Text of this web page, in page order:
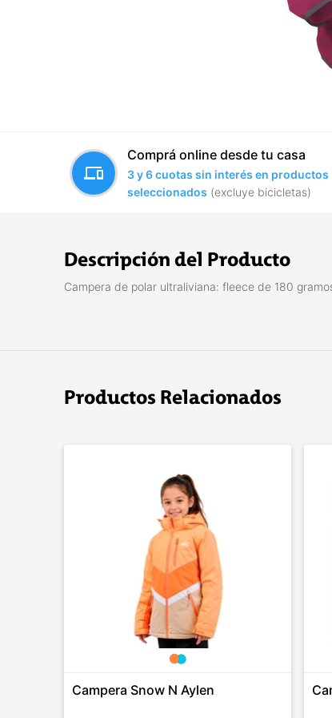
devices
Comprá online desde tu casa
3 y 6 cuotas sin interés en productos
seleccionados (excluye bicicletas)
Descripción del Producto
Campera de polar ultraliviana: fleece de 180
Productos Relacionados
Campera Snow N Aylen